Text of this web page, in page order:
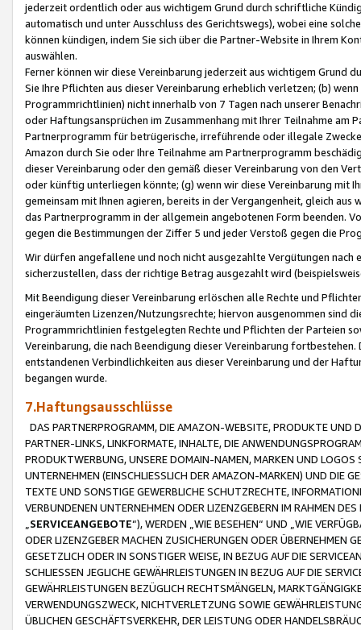
jederzeit ordentlich oder aus wichtigem Grund durch schriftliche
automatisch und unter Ausschluss des Gerichtswegs), wobei eine
können kündigen, indem Sie sich über die Partner-Website in Ihrem
auswählen.
Ferner können wir diese Vereinbarung jederzeit aus wichtigem Grund
Sie Ihre Pflichten aus dieser Vereinbarung erheblich verletzen; (b)
Programmrichtlinien) nicht innerhalb von 7 Tagen nach unserer
oder Haftungsansprüchen im Zusammenhang mit Ihrer Teilnahme am
Partnerprogramm für betrügerische, irreführende oder illegale
Amazon durch Sie oder Ihre Teilnahme am Partnerprogramm
dieser Vereinbarung oder den gemäß dieser Vereinbarung von den
oder künftig unterliegen könnte; (g) wenn wir diese Vereinbarung mit
gemeinsam mit Ihnen agieren, bereits in der Vergangenheit, gleich
das Partnerprogramm in der allgemein angebotenen Form beenden.
gegen die Bestimmungen der Ziffer 5 und jeder Verstoß gegen die
Wir dürfen angefallene und noch nicht ausgezahlte Vergütungen
sicherzustellen, dass der richtige Betrag ausgezahlt wird
Mit Beendigung dieser Vereinbarung erlöschen alle Rechte und
eingeräumten Lizenzen/Nutzungsrechte; hiervon ausgenommen sind
Programmrichtlinien festgelegten Rechte und Pflichten der Parteien
Vereinbarung, die nach Beendigung dieser Vereinbarung
entstandenen Verbindlichkeiten aus dieser Vereinbarung und der
begangen wurde.
7.Haftungsausschlüsse
DAS PARTNERPROGRAMM, DIE AMAZON-WEBSITE, PRODUKTE UND
PARTNER-LINKS, LINKFORMATE, INHALTE, DIE
PRODUKTWERBUNG, UNSERE DOMAIN-NAMEN, MARKEN UND
UNTERNEHMEN (EINSCHLIESSLICH DER AMAZON-MARKEN) UND DIE
TEXTE UND SONSTIGE GEWERBLICHE SCHUTZRECHTE,
VERBUNDENEN UNTERNEHMEN ODER LIZENZGEBERN IM RAHMEN
SERVICEANGEBOTE“), WERDEN „WIE BESEHEN“ UND „WIE
ODER LIZENZGEBER MACHEN ZUSICHERUNGEN ODER ÜBERNEHMEN
GESETZLICH ODER IN SONSTIGER WEISE, IN BEZUG AUF DIE
SCHLIESSEN JEGLICHE GEWÄHRLEISTUNGEN IN BEZUG AUF DIE
GEWÄHRLEISTUNGEN BEZÜGLICH RECHTSMÄNGELN,
VERWENDUNGSZWECK, NICHTVERLETZUNG SOWIE
ÜBLICHEN GESCHÄFTSVERKEHR, DER LEISTUNG ODER